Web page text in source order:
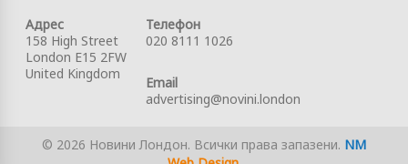
Адрес
158 High Street
London E15 2FW
United Kingdom
Телефон
020 8111 1026
Email
advertising@novini.london
© 2026 Новини Лондон. Всички права запазени. NM